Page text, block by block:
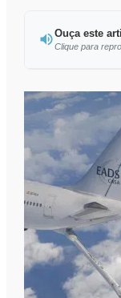
Ouça este
Clique para